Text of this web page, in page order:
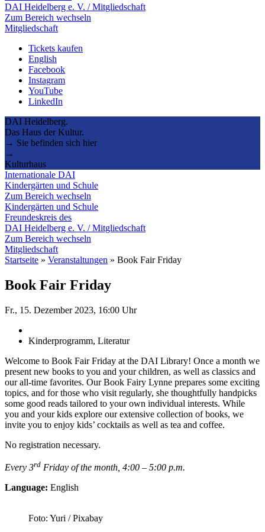
DAI Heidelberg e. V. / Mitgliedschaft
Zum Bereich wechseln
Mitgliedschaft
Tickets kaufen
English
Facebook
Instagram
YouTube
LinkedIn
DAI Heidelberg.
Das Haus der Kultur.
→ Sie befinden sich hier
→
Kulturhaus
Internationale DAI
Kindergärten und Schule
Zum Bereich wechseln
Kindergärten und Schule
Freundeskreis des
DAI Heidelberg e. V. / Mitgliedschaft
Zum Bereich wechseln
Mitgliedschaft
Startseite » Veranstaltungen » Book Fair Friday
Book Fair Friday
Fr., 15. Dezember 2023, 16:00 Uhr
Kinderprogramm, Literatur
Welcome to Book Fair Friday at the DAI Library! Once a month we
present new books to you and your children, as well as classics and
our all-time favorites. Our Book Fairy Lynne prepares some exciting
topics, and for those who visit regularly, she thoughtfully handpicks
some good reads tailored to your own individual interests. While
you and your kids explore our extensive collection of books, we
invite you to enjoy kids’ cocktails as well as tea and coffee.
No registration necessary.
Every 3rd Friday of the month, 4:00 – 5:00 p.m.
Language: English
Foto: Yuri / Pixabay